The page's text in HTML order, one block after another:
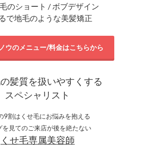
のショート / ボブデザイン
で地毛のような美髪矯正
ウのメニュー/料金はこちらから
髪質を扱いやすくする
スペシャリスト
9割はくせ毛にお悩みを抱える
を見てのご来店が後を絶たない
くせ毛専属美容師